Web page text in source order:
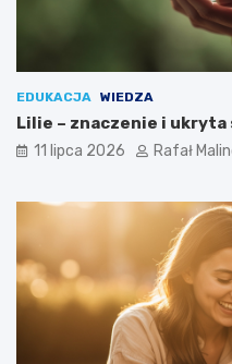
EDUKACJA WIEDZA
Lilie – znaczenie i ukryta
11 lipca 2026 Rafał